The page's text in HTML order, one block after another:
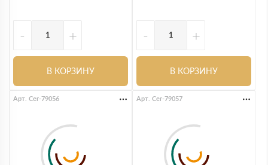
- +
В КОРЗИНУ
- +
В КОРЗИНУ
Арт. Cer-79056 Арт. Cer-79057